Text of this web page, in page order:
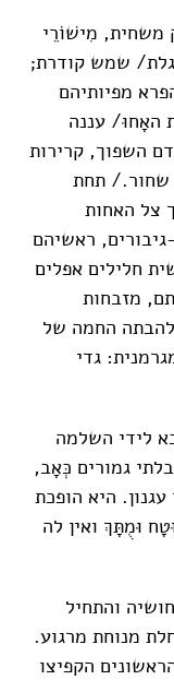
משחית, מִישׁוֹרֵי
שמש קודרת;
מפיותיהם
האָחוּ/ עננה
השפוך, קרירות
שחור./ תחת
צל האחות
ראשיהם
חלילים אפלים
מזבחות
החמה של
גדי
לידי השלמה
גמורים כְּאָב,
היא הופכת
וּמֻתָּךְ ואין לה
והתחיל
מנוחת מרגוע.
הקפיצו